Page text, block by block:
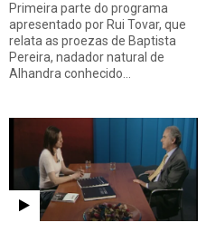
Primeira parte do programa
apresentado por Rui Tovar, que
relata as proezas de Baptista
Pereira, nadador natural de
Alhandra conhecido…